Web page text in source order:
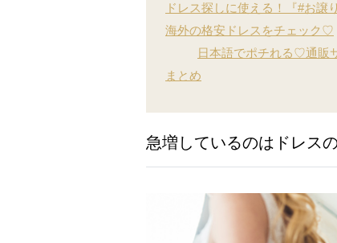
ドレス探しに使える！『#お譲
海外の格安ドレスをチェック♡
日本語でポチれる♡通販
まとめ
急増しているのはドレス